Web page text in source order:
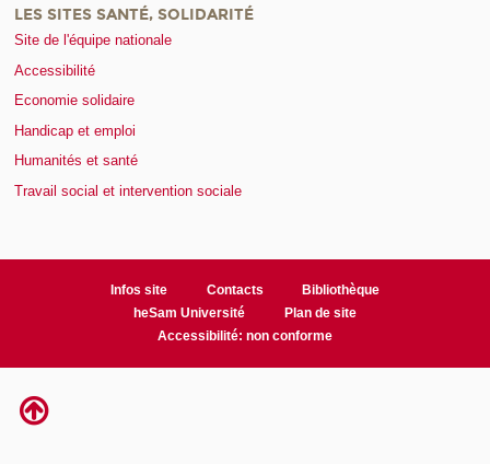
LES SITES SANTÉ, SOLIDARITÉ
Site de l'équipe nationale
Accessibilité
Economie solidaire
Handicap et emploi
Humanités et santé
Travail social et intervention sociale
Infos site Contacts
Bibliothèque
heSam Université
Plan de site
Accessibilité: non conforme